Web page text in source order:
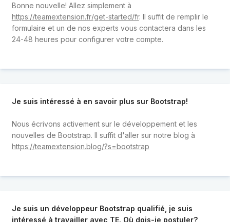
Bonne nouvelle! Allez simplement à
https://teamextension.fr/get-started/fr. Il suffit de remplir le
formulaire et un de nos experts vous contactera dans les
24-48 heures pour configurer votre compte.
Je suis intéressé à en savoir plus sur Bootstrap!
Nous écrivons activement sur le développement et les
nouvelles de Bootstrap. Il suffit d'aller sur notre blog à
https://teamextension.blog/?s=bootstrap
Je suis un développeur Bootstrap qualifié, je suis
intéressé à travailler avec TE. Où dois-je postuler?